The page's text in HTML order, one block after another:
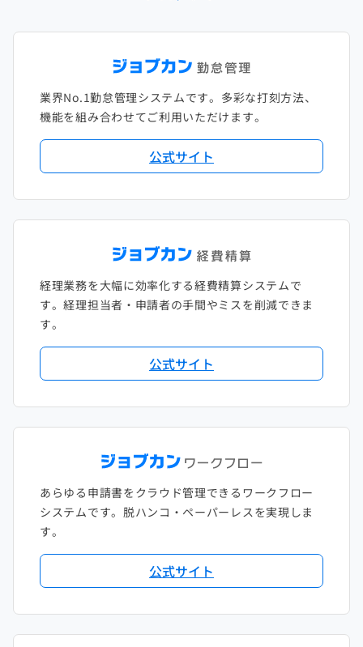
業界No.1勤怠管理システムです。多彩な打刻方法、
機能を組み合わせてご利用いただけます。
公式サイト
経理業務を大幅に効率化する経費精算システムで
す。経理担当者・申請者の手間やミスを削減できま
す。
公式サイト
あらゆる申請書をクラウド管理できるワークフロー
システムです。脱ハンコ・ペーパーレスを実現しま
す。
公式サイト